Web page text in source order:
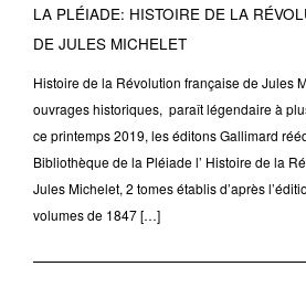
LA PLÉIADE: HISTOIRE DE LA
DE JULES MICHELET
Histoire de la Révolution française de Jules
ouvrages historiques, paraît légendaire à
ce printemps 2019, les éditons Gallimard
Bibliothèque de la Pléiade l’ Histoire de la
Jules Michelet, 2 tomes établis d’après
volumes de 1847 […]